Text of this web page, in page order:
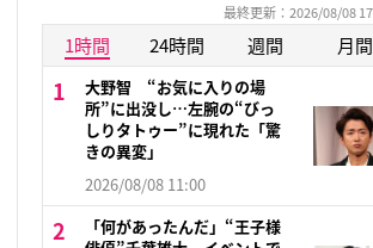
最終更新：2026/08/08
1時間 24時間 週間 月間
大野智 “お気に入りの場
所”に出没し…左腕の“びっ
しりタトゥー”に現れた「驚
きの異変」
2026/08/08 11:00
「何があったんだ」“王子様